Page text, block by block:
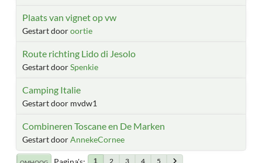
Plaats van vignet op vw
Gestart dooroortie
Route richting Lido di Jesolo
Gestart doorSpenkie
Camping Italie
Gestart door mvdw1
Combineren Toscane en De Marken
Gestart doorAnnekeCornee
1 2 3 4 5